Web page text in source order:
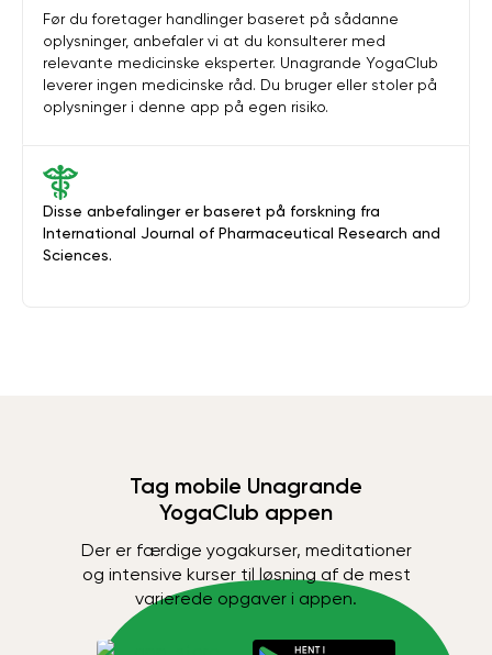
Disse anbefalinger er baseret på forskning fra
International Journal of Pharmaceutical Research and
Sciences.
Før du foretager handlinger baseret på sådanne
oplysninger, anbefaler vi at du konsulterer med
relevante medicinske eksperter. Unagrande YogaClub
leverer ingen medicinske råd. Du bruger eller stoler på
oplysninger i denne app på egen risiko.
Tag mobile Unagrande
YogaClub appen
Der er færdige yogakurser, meditationer
og intensive kurser til løsning af de mest
varierede opgaver i appen.